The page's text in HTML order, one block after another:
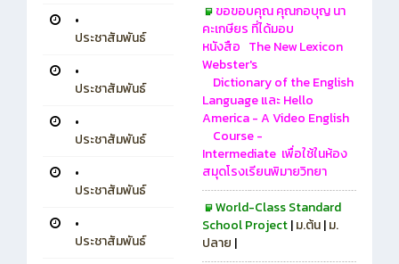
•
ประชาสัมพันธ์
•
ประชาสัมพันธ์
•
ประชาสัมพันธ์
•
ประชาสัมพันธ์
•
ประชาสัมพันธ์
ขอขอบคุณ คุณกอบุญ นา
คะเกษียร ที่ได้มอบ
หนังสือ The New Lexicon
Webster's
Dictionary of the English
LanguageและHello
America - A Video English
Course -
Intermediate เพื่อใช้ในห้อง
สมุดโรงเรียนพิมายวิทยา
World-Class Standard
School Project|ม.ต้น|ม.
ปลาย |